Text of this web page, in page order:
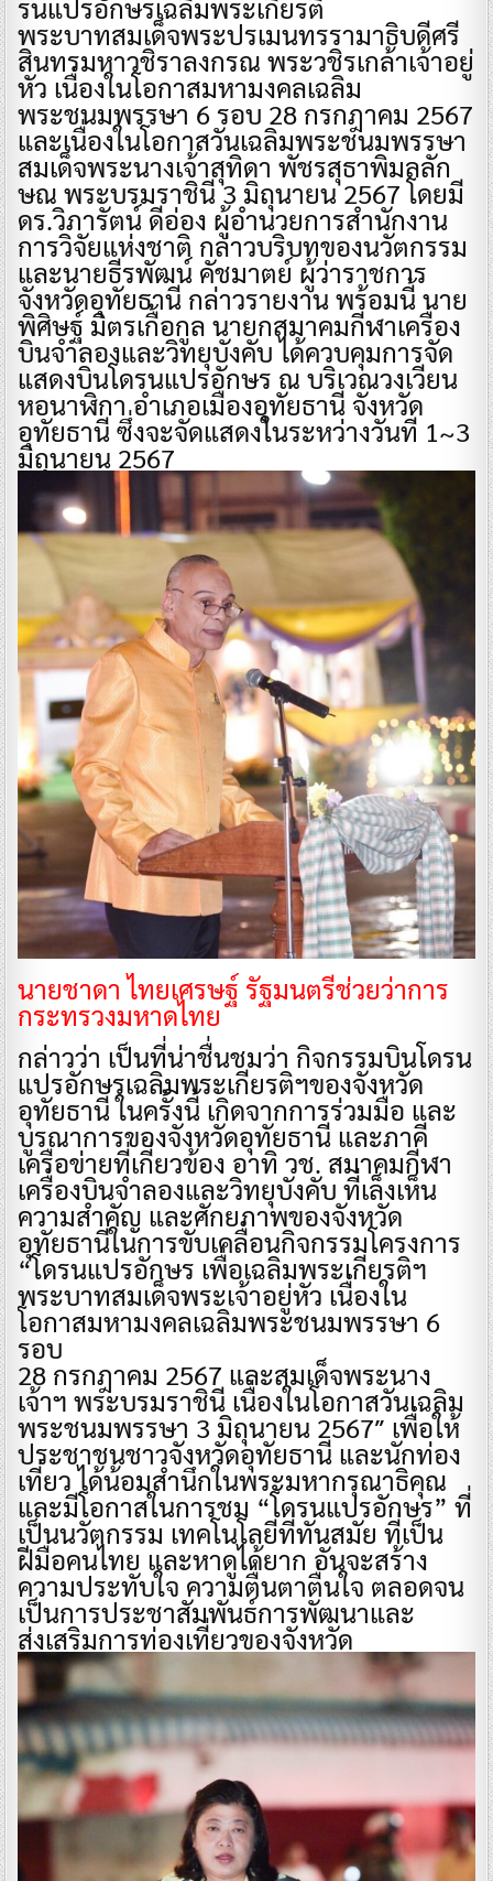
รนแปรอักษรเฉลิมพระเกียรติ
พระบาทสมเด็จพระปรเมนทรรามาธิบดีศรี
สินทรมหาวชิราลงกรณ พระวชิรเกล้าเจ้าอยู่
หัว เนื่องในโอกาสมหามงคลเฉลิม
พระชนมพรรษา 6 รอบ 28 กรกฎาคม 2567
และเนื่องในโอกาสวันเฉลิมพระชนมพรรษา
สมเด็จพระนางเจ้าสุทิดา พัชรสุธาพิมลลัก
ษณ พระบรมราชินี 3 มิถุนายน 2567 โดยมี
ดร.วิภารัตน์ ดีอ่อง ผู้อำนวยการสำนักงาน
การวิจัยแห่งชาติ กล่าวบริบทของนวัตกรรม
และนายธีรพัฒน์ คัชมาตย์ ผู้ว่าราชการ
จังหวัดอุทัยธานี กล่าวรายงาน พร้อมนี้ นาย
พิศิษฐ์ มิตรเกื้อกูล นายกสมาคมกีฬาเครื่อง
บินจำลองและวิทยุบังคับ ได้ควบคุมการจัด
แสดงบินโดรนแปรอักษร ณ บริเวณวงเวียน
หอนาฬิกา อำเภอเมืองอุทัยธานี จังหวัด
อุทัยธานี ซึ่งจะจัดแสดงในระหว่างวันที 1~3
มิถุนายน 2567
นายชาดา ไทยเศรษฐ์ รัฐมนตรีช่วยว่าการ
กระทรวงมหาดไทย
กล่าวว่า เป็นที่น่าชื่นชมว่า กิจกรรมบินโดรน
แปรอักษรเฉลิมพระเกียรติฯของจังหวัด
อุทัยธานี ในครั้งนี้ เกิดจากการร่วมมือ และ
บูรณาการของจังหวัดอุทัยธานี และภาคี
เครือข่ายที่เกี่ยวข้อง อาทิ วช. สมาคมกีฬา
เครื่องบินจำลองและวิทยุบังคับ ที่เล็งเห็น
ความสำคัญ และศักยภาพของจังหวัด
อุทัยธานีในการขับเคลื่อนกิจกรรมโครงการ
“โดรนแปรอักษร เพื่อเฉลิมพระเกียรติฯ
พระบาทสมเด็จพระเจ้าอยู่หัว เนื่องใน
โอกาสมหามงคลเฉลิมพระชนมพรรษา 6
รอบ
28 กรกฎาคม 2567 และสมเด็จพระนาง
เจ้าฯ พระบรมราชินี เนื่องในโอกาสวันเฉลิม
พระชนมพรรษา 3 มิถุนายน 2567″ เพื่อให้
ประชาชนชาวจังหวัดอุทัยธานี และนักท่อง
เที่ยว ได้น้อมสำนึกในพระมหากรุณาธิคุณ
และมีโอกาสในการชม “โดรนแปรอักษร” ที่
เป็นนวัตกรรม เทคโนโลยีที่ทันสมัย ที่เป็น
ฝีมือคนไทย และหาดูได้ยาก อันจะสร้าง
ความประทับใจ ความตื่นตาตื่นใจ ตลอดจน
เป็นการประชาสัมพันธ์การพัฒนาและ
ส่งเสริมการท่องเที่ยวของจังหวัด